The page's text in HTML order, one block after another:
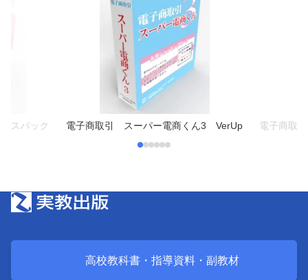
スパック 電子商取引 スーパー電商くん3 VerUp 電子商取
高校教科書・ 指導資料・ 副教材